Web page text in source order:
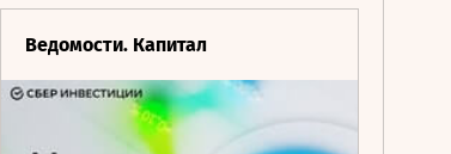
Ведомости. Капитал